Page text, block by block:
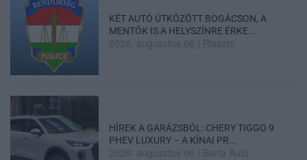
KÉT AUTÓ ÜTKÖZÖTT BOGÁCSON, A
MENTŐK IS A HELYSZÍNRE ÉRKE...
2026. augusztus 06 Riasztó
HÍREK A GARÁZSBÓL: CHERY TIGGO 9
PHEV LUXURY – A KÍNAI PR...
2026. augusztus 06 Barta Autó